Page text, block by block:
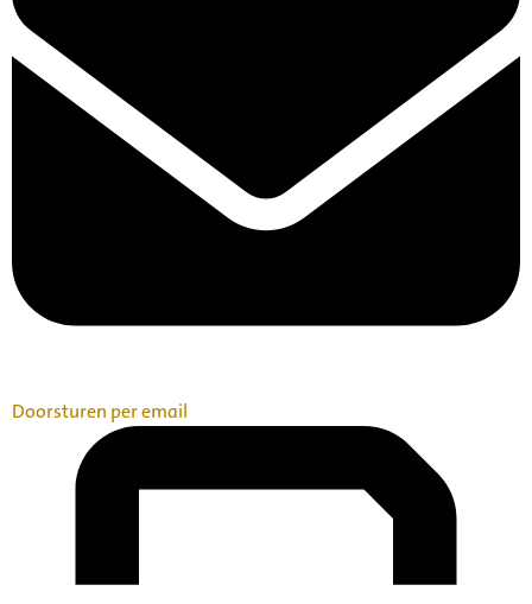
Doorsturen per email